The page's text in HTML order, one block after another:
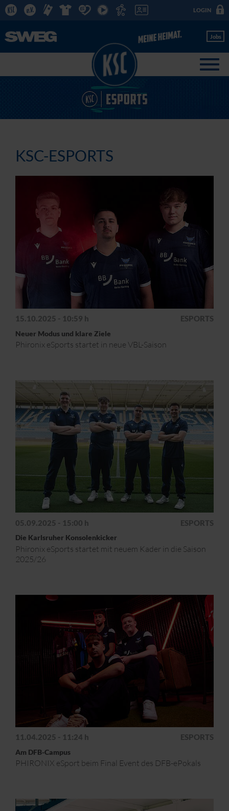
LOGIN
Jobs
KSC-ESPORTS
15.10.2025 - 10:59 h ESPORTS
Neuer Modus und klare Ziele
Phironix eSports startet in neue VBL-Saison
05.09.2025 - 15:00 h ESPORTS
Die Karlsruher Konsolenkicker
Phironix eSports startet mit neuem Kader in die Saison
2025/26
11.04.2025 - 11:24 h ESPORTS
Am DFB-Campus
PHIRONIX eSport beim Final Event des DFB-ePokals